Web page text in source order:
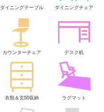
ダイニングテーブル ダイニングチェア
カウンターチェア デスク机
衣類＆玄関収納 ラグマット